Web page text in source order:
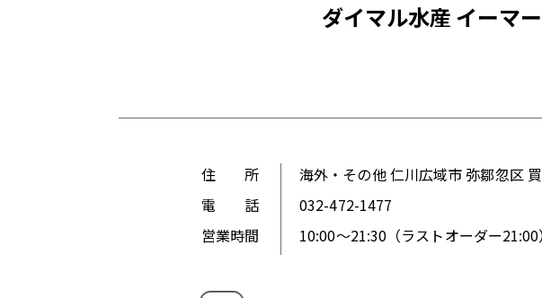
ダイマル水産 イーマ
住 所
海外・その他 仁川広域市 弥鄒忽区
電 話
032-472-1477
営業時間
10:00～21:30（ラストオーダー21:00）